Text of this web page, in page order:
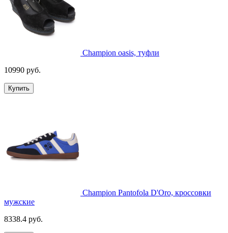
Champion oasis, туфли
10990 руб.
Купить
Champion Pantofola D'Oro, кроссовки
мужские
8338.4 руб.